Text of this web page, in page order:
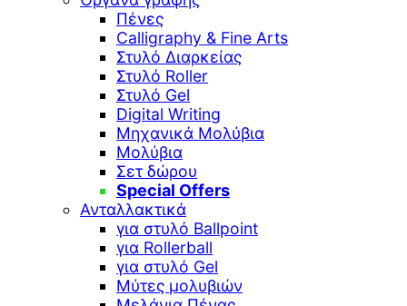
Πένες
Calligraphy & Fine Arts
Στυλό Διαρκείας
Στυλό Roller
Στυλό Gel
Digital Writing
Μηχανικά Μολύβια
Μολύβια
Σετ δώρου
Special Offers
Ανταλλακτικά
για στυλό Ballpoint
για Rollerball
για στυλό Gel
Μύτες μολυβιών